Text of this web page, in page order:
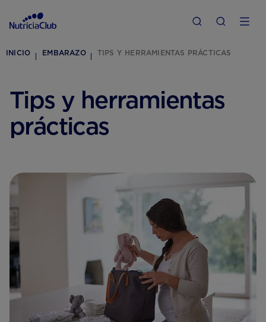
INICIO EMBARAZO TIPS Y HERRAMIENTAS PRÁCTICAS
Tips y herramientas
prácticas